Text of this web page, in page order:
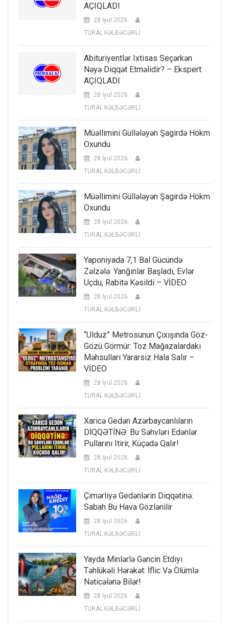
AÇIQLADI
28 İyul 2026
TURAL KƏLBƏCƏRLİ
Abituriyentlər Ixtisas Seçərkən
Nəyə Diqqət Etməlidir? – Ekspert
AÇIQLADI
28 İyul 2026
TURAL KƏLBƏCƏRLİ
Müəllimini Güllələyən Şagirdə Hökm
Oxundu
28 İyul 2026
TURAL KƏLBƏCƏRLİ
Müəllimini Güllələyən Şagirdə Hökm
Oxundu
28 İyul 2026
TURAL KƏLBƏCƏRLİ
Yaponiyada 7,1 Bal Gücündə
Zəlzələ: Yanğınlar Başladı, Evlər
Uçdu, Rabitə Kəsildi – VİDEO
28 İyul 2026
TURAL KƏLBƏCƏRLİ
“Ulduz” Metrosunun Çıxışında Göz-
Gözü Görmür: Toz Mağazalardakı
Məhsulları Yararsız Hala Salır –
VİDEO
28 İyul 2026
TURAL KƏLBƏCƏRLİ
Xaricə Gedən Azərbaycanlıların
DİQQƏTİNƏ: Bu Səhvləri Edənlər
Pullarını Itirir, Küçədə Qalır!
28 İyul 2026
TURAL KƏLBƏCƏRLİ
Çimərliyə Gedənlərin Diqqətinə:
Sabah Bu Hava Gözlənilir
28 İyul 2026
TURAL KƏLBƏCƏRLİ
Yayda Minlərlə Gəncin Etdiyi
Təhlükəli Hərəkət: İflic Və Ölümlə
Nəticələnə Bilər!
28 İyul 2026
TURAL KƏLBƏCƏRLİ